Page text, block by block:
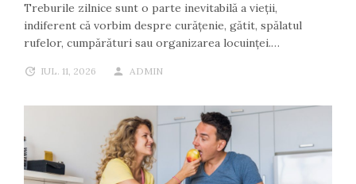
Treburile zilnice sunt o parte inevitabilă a vieții,
indiferent că vorbim despre curățenie, gătit, spălatul
rufelor, cumpărături sau organizarea locuinței.…
IUL. 11, 2026 ADMIN